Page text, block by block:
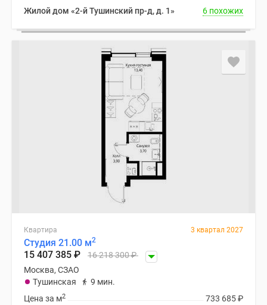
Жилой дом «2-й Тушинский пр-д, д. 1»
6 похожих
Квартира 3 квартал 2027
Студия 21.00 м2
15 407 385 ₽ 16 218 300₽
Москва, СЗАО
Тушинская
9 мин.
733 685₽
Цена за м2